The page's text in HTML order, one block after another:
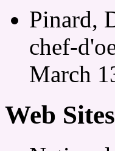
Pinard,
chef-
March
Web